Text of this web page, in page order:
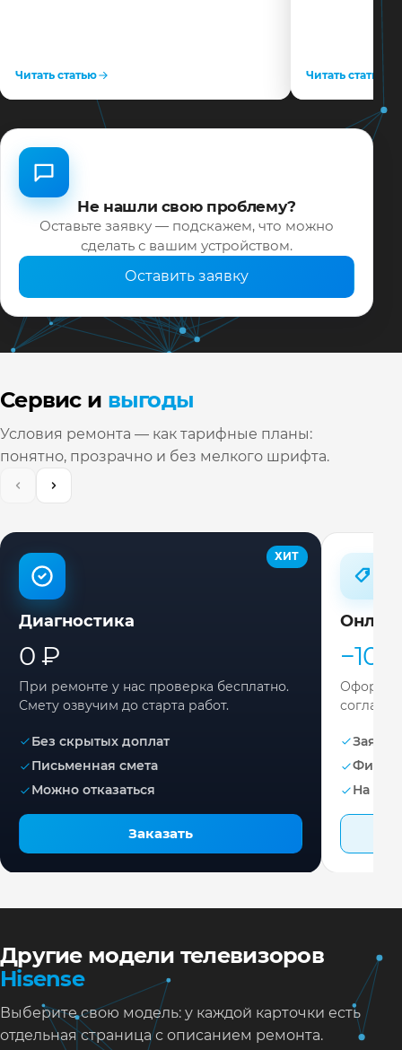
Читать статью Читать статью
Не нашли свою проблему?
Оставьте заявку — подскажем, что можно
сделать с вашим устройством.
Оставить заявку
Сервис и выгоды
Условия ремонта — как тарифные планы:
понятно, прозрачно и без мелкого шрифта.
ХИТ
Диагностика
0 ₽
При ремонте у нас проверка бесплатно.
Смету озвучим до старта работ.
Без скрытых доплат
Письменная смета
Можно отказаться
Заказать
−10%
Заявка
На
Другие модели телевизоров
Hisense
Выберите свою модель: у каждой карточки есть
отдельная страница с описанием ремонта.